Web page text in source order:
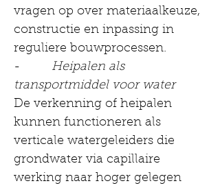
vragen op over materiaalkeuze,
constructie en inpassing in
reguliere bouwprocessen.
- Heipalen als
transportmiddel voor water
De verkenning of heipalen
kunnen functioneren als
verticale watergeleiders die
grondwater via capillaire
werking naar hoger gelegen